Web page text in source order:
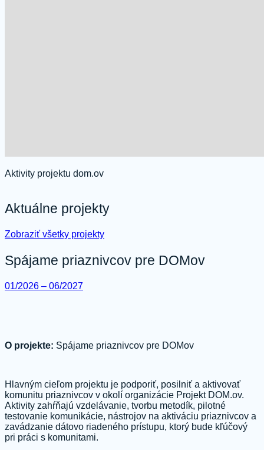
Aktivity projektu dom.ov
Aktuálne projekty
Zobraziť všetky projekty
Spájame priaznivcov pre DOMov
01/2026 – 06/2027
O projekte: Spájame priaznivcov pre DOMov
Hlavným cieľom projektu je podporiť, posilniť a aktivovať
komunitu priaznivcov v okolí organizácie Projekt DOM.ov.
Aktivity zahŕňajú vzdelávanie, tvorbu metodík, pilotné
testovanie komunikácie, nástrojov na aktiváciu priaznivcov a
zavádzanie dátovo riadeného prístupu, ktorý bude kľúčový
pri práci s komunitami.